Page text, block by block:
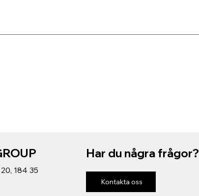
184 35
Har du några frågor?
Kontakta oss